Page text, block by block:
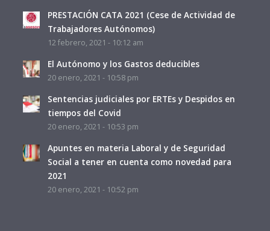
PRESTACIÓN CATA 2021 (Cese de Actividad de
Trabajadores Autónomos)
12 febrero, 2021 - 10:12 am
El Autónomo y los Gastos deducibles
20 enero, 2021 - 10:58 pm
Sentencias judiciales por ERTEs y Despidos en
tiempos del Covid
20 enero, 2021 - 10:53 pm
Apuntes en materia Laboral y de Seguridad
Social a tener en cuenta como novedad para
2021
20 enero, 2021 - 10:52 pm